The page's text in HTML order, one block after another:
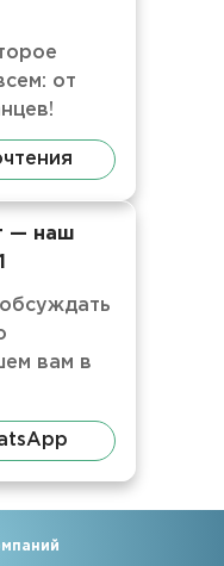
от
— наш
вам в